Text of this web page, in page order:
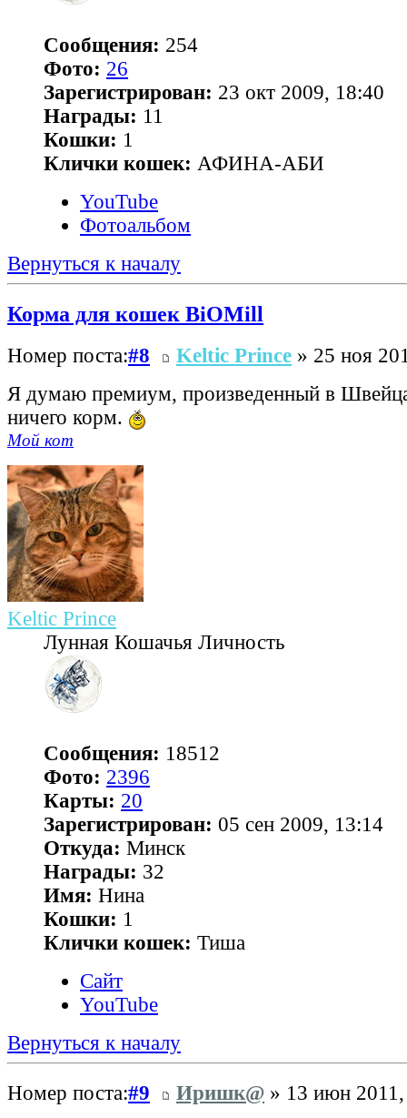
Сообщения: 254
Фото: 26
Зарегистрирован: 23 окт 2009, 18:40
Награды: 11
Кошки: 1
Клички кошек: АФИНА-АБИ
YouTube
Фотоальбом
Вернуться к началу
Корма для кошек BiOMill
Номер поста:#8 Keltic Prince » 25 ноя
Я думаю премиум, произведенный в
ничего корм.
Мой кот
Keltic Prince
Лунная Кошачья Личность
Сообщения: 18512
Фото: 2396
Карты: 20
Зарегистрирован: 05 сен 2009, 13:14
Откуда: Минск
Награды: 32
Имя: Нина
Кошки: 1
Клички кошек: Тиша
Сайт
YouTube
Вернуться к началу
Номер поста:#9 Иришк@ » 13 июн